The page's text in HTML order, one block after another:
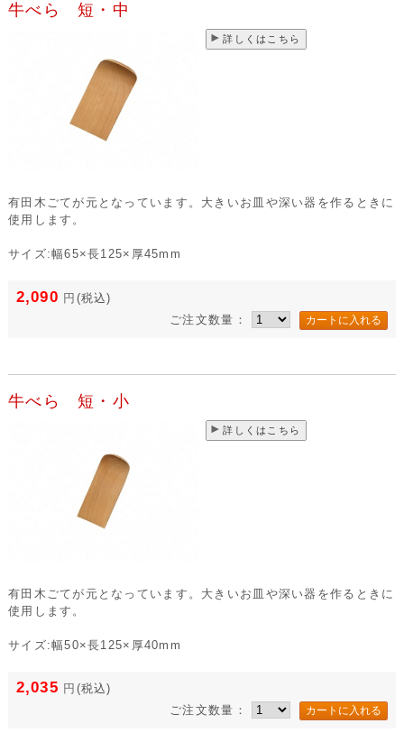
牛べら 短・中
詳しくはこちら
有田木ごてが元となっています。大きいお皿や深い器を作るときに
使用します。
サイズ:幅65×長125×厚45mm
2,090 円 (税込)
ご注文数量：
牛べら 短・小
詳しくはこちら
有田木ごてが元となっています。大きいお皿や深い器を作るときに
使用します。
サイズ:幅50×長125×厚40mm
2,035 円 (税込)
ご注文数量：